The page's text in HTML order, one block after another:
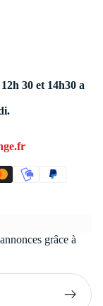
30 et 14h30 a
grâce à